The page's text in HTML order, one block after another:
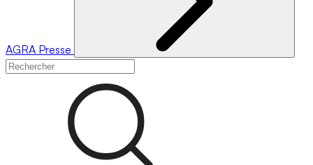
AGRA Presse